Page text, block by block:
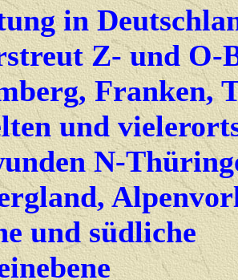
in
Z- und O-
Franken,
und
N-
und südliche